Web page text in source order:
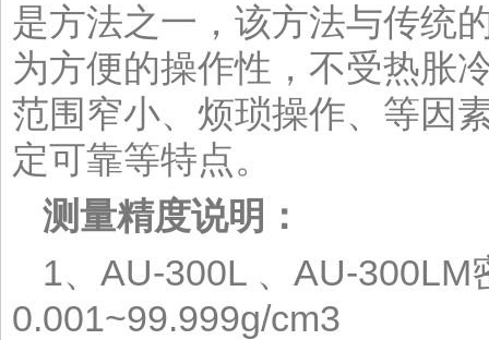
是方法之一，该方法与传统
为方便的操作性，不受热胀
范围窄小、烦琐操作、等因
定可靠等特点。
测量精度说明：
1、AU-300L 、AU-
0.001~99.999g/cm3